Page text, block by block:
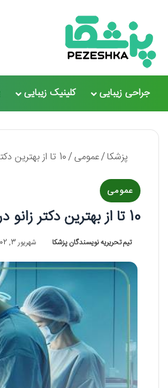
جراحی زیبایی کلینیک زیبایی
پزشکا/عمومی/10 تا از بهترین دکتر زانو درد در رشت⭐️【سال1405】✅
عمومی
10 تا از بهترین دکتر زانو درد در رشت⭐️【سال1405】✅
تیم تحریریه نویسندگان پزشکا شهریور 3, 1402